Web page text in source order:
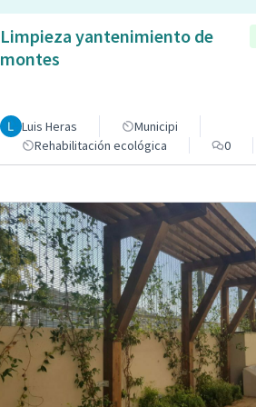
Limpieza yantenimiento de
montes
Luis Heras
Municipi
Rehabilitación ecológica
0